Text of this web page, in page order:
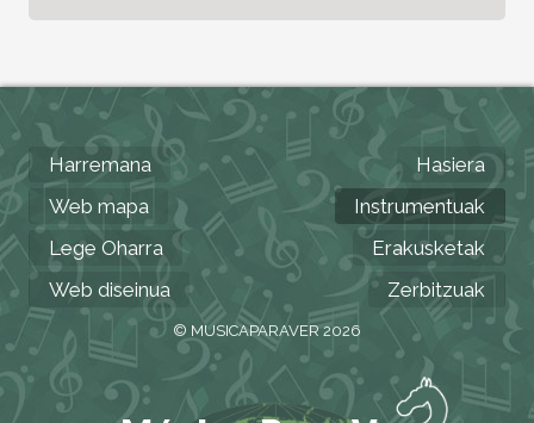
Harremana
Web mapa
Lege Oharra
Web diseinua
Hasiera
Instrumentuak
Erakusketak
Zerbitzuak
© MUSICAPARAVER 2026